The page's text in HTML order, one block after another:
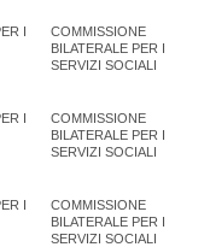
I
COMMISSIONE
BILATERALE PER I
SERVIZI SOCIALI
I
COMMISSIONE
BILATERALE PER I
SERVIZI SOCIALI
I
COMMISSIONE
BILATERALE PER I
SERVIZI SOCIALI